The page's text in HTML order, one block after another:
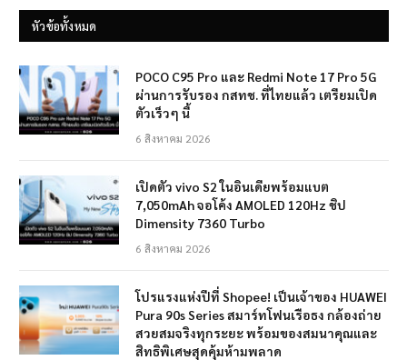
หัวข้อทั้งหมด
POCO C95 Pro และ Redmi Note 17 Pro 5G
ผ่านการรับรอง กสทช. ที่ไทยแล้ว เตรียมเปิด
ตัวเร็วๆ นี้
6 สิงหาคม 2026
เปิดตัว vivo S2 ในอินเดียพร้อมแบต
7,050mAh จอโค้ง AMOLED 120Hz ชิป
Dimensity 7360 Turbo
6 สิงหาคม 2026
โปรแรงแห่งปีที่ Shopee! เป็นเจ้าของ HUAWEI
Pura 90s Series สมาร์ทโฟนเรือธง กล้องถ่าย
สวยสมจริงทุกระยะ พร้อมของสมนาคุณและ
สิทธิพิเศษสุดคุ้มห้ามพลาด